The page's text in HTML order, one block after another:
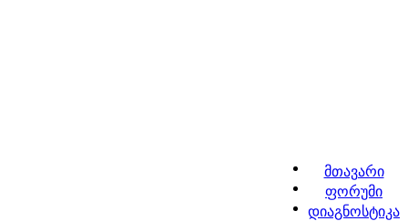
მთავარი
ფორუმი
დიაგნოსტიკა